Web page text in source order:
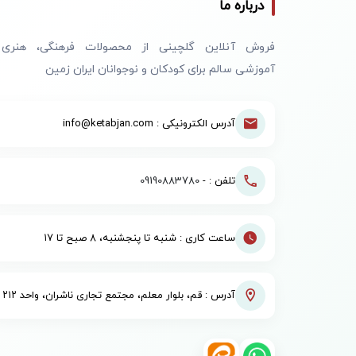
درباره ما
فروش آنلاین گلچینی از محصولات فرهنگی،
آموزشی سالم برای کودکان و نوجوانان ایران زمین
آدرس الکترونیکی : info@ketabjan.com
تلفن : - 09190883780
ساعت کاری : شنبه تا پنجشنبه، ۸ صبح تا ۱۷
آدرس : قم، بلوار معلم، مجتمع تجاری ناشران، واحد ۲۱۲